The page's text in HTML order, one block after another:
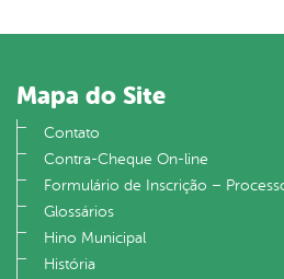
Mapa do Site
Contato
Contra-Cheque On-line
Formulário de Inscrição –
Glossários
Hino Municipal
História